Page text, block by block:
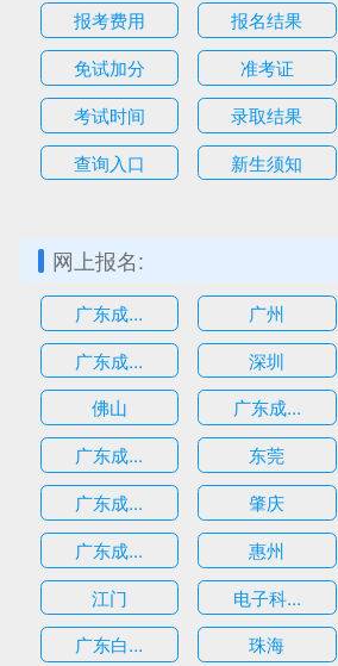
估
报考费用
报名结果
免试加分
准考证
考试时间
录取结果
查询入口
新生须知
网上报名:
广东成... 广州
广东成...
深圳
佛山
广东成...
广东成...
东莞
广东成...
肇庆
广东成...
惠州
江门
电子科...
广东白...
珠海